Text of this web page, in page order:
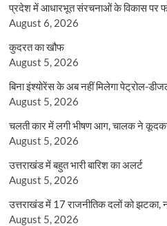
प्रदेश में आधारभूत संरचनाओं के विकास पर
August 6, 2026
कुदरत का खौफ
August 5, 2026
बिना इंश्योरेंस के अब नहीं मिलेगा पेट्रोल-
August 5, 2026
चलती कार में लगी भीषण आग, चालक ने
August 5, 2026
उत्तराखंड में बहुत भारी बारिश का अलर्ट
August 5, 2026
उत्तराखंड में 17 राजनीतिक दलों को
August 5, 2026